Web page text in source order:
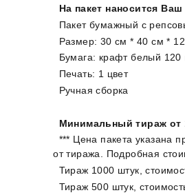
На пакет наносится
Пакет бумажный с
Размер: 30 см * 40 см *
Бумага: крафт белый 120
Печать: 1 цвет
Ручная сборка
Минимальный тираж от
*** Цена пакета указана
от тиража. Подробная
Тираж 1000 штук,
Тираж 500 штук,